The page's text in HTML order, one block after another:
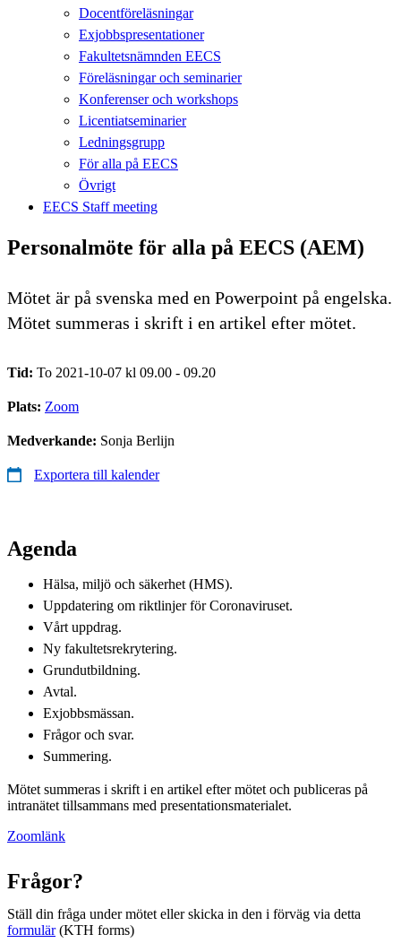
Docentföreläsningar
Exjobbspresentationer
Fakultetsnämnden EECS
Föreläsningar och seminarier
Konferenser och workshops
Licentiatseminarier
Ledningsgrupp
För alla på EECS
Övrigt
EECS Staff meeting
Personalmöte för alla på EECS (AEM)
Mötet är på svenska med en Powerpoint på engelska.
Mötet summeras i skrift i en artikel efter mötet.
Tid: To 2021-10-07 kl 09.00 - 09.20
Plats: Zoom
Medverkande: Sonja Berlijn
Exportera till kalender
Agenda
Hälsa, miljö och säkerhet (HMS).
Uppdatering om riktlinjer för Coronaviruset.
Vårt uppdrag.
Ny fakultetsrekrytering.
Grundutbildning.
Avtal.
Exjobbsmässan.
Frågor och svar.
Summering.
Mötet summeras i skrift i en artikel efter mötet och publiceras på
intranätet tillsammans med presentationsmaterialet.
Zoomlänk
Frågor?
Ställ din fråga under mötet eller skicka in den i förväg via detta
formulär(KTH forms)